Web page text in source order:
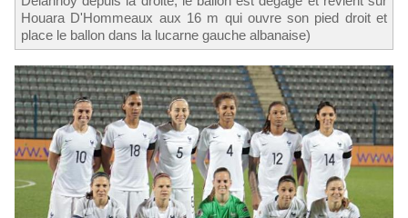
Houara D'Hommeaux aux 16 m qui ouvre son pied droit et
place le ballon dans la lucarne gauche albanaise)